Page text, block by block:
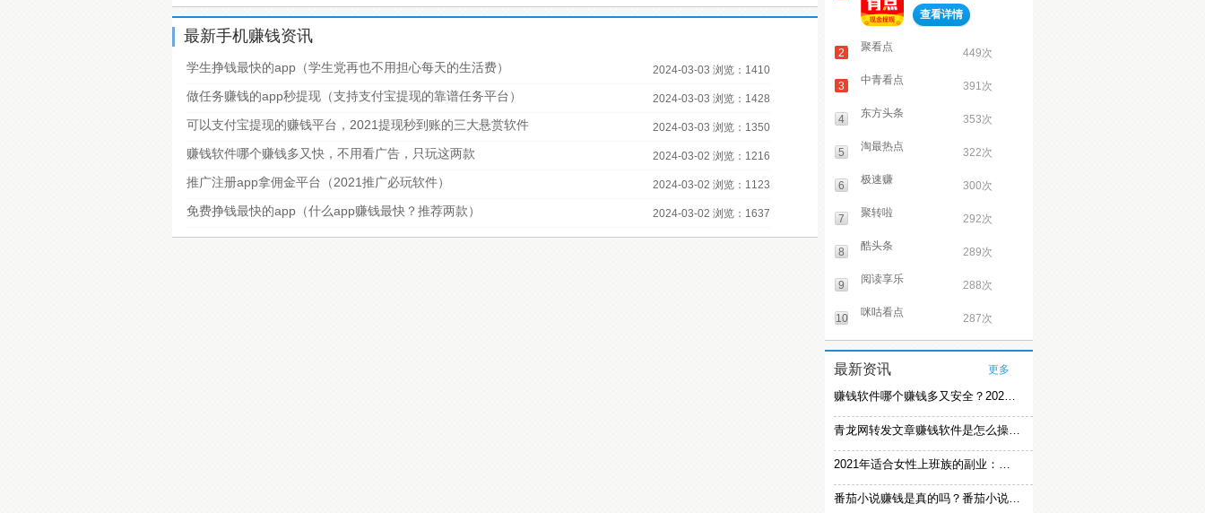
最新手机赚钱资讯
学生挣钱最快的app（学生党再也不用担心每天的生活费） 2024-03-03 浏览：1410
做任务赚钱的app秒提现（支持支付宝提现的靠谱任务平台） 2024-03-03 浏览：1428
可以支付宝提现的赚钱平台，2021提现秒到账的三大悬赏软件 2024-03-03 浏览：1350
赚钱软件哪个赚钱多又快，不用看广告，只玩这两款 2024-03-02 浏览：1216
推广注册app拿佣金平台（2021推广必玩软件） 2024-03-02 浏览：1123
免费挣钱最快的app（什么app赚钱最快？推荐两款） 2024-03-02 浏览：1637
查看详情
2 聚看点 449次
3 中青看点 391次
4 东方头条 353次
5 淘最热点 322次
6 极速赚 300次
7 聚转啦 292次
8 酷头条 289次
9 阅读享乐 288次
10 咪咕看点 287次
最新资讯 更多
赚钱软件哪个赚钱多又安全？2021精选赚钱软件
青龙网转发文章赚钱软件是怎么操作的？
2021年适合女性上班族的副业：女生在家赚钱兼职推荐
番茄小说赚钱是真的吗？番茄小说怎么操作赚钱